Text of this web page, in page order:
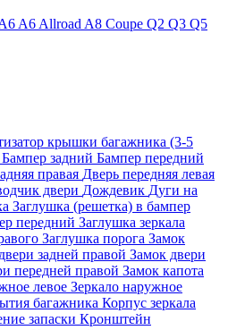
A6 Allroad A8 Coupe Q2 Q3 Q5
крышки багажника (3-5
Бампер задний Бампер передний
правая Дверь передняя левая
двери Дождевик Дуги на
Заглушка (решетка) в бампер
передний Заглушка зеркала
Заглушка порога Замок
задней правой Замок двери
передней правой Замок капота
левое Зеркало наружное
багажника Корпус зеркала
запаски Кронштейн